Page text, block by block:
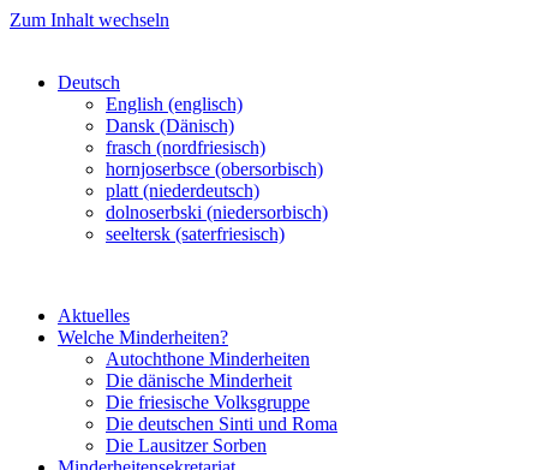
Zum Inhalt wechseln
Deutsch
English (englisch)
Dansk (Dänisch)
frasch (nordfriesisch)
hornjoserbsce (obersorbisch)
platt (niederdeutsch)
dolnoserbski (niedersorbisch)
seeltersk (saterfriesisch)
Aktuelles
Welche Minderheiten?
Autochthone Minderheiten
Die dänische Minderheit
Die friesische Volksgruppe
Die deutschen Sinti und Roma
Die Lausitzer Sorben